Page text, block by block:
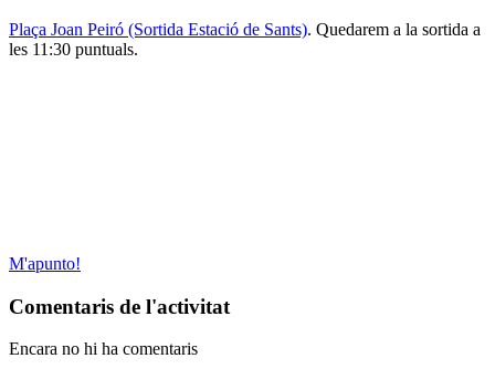
Plaça Joan Peiró (Sortida Estació de Sants). Quedarem a la sortida a
les 11:30 puntuals.
M'apunto!
Comentaris de l'activitat
Encara no hi ha comentaris